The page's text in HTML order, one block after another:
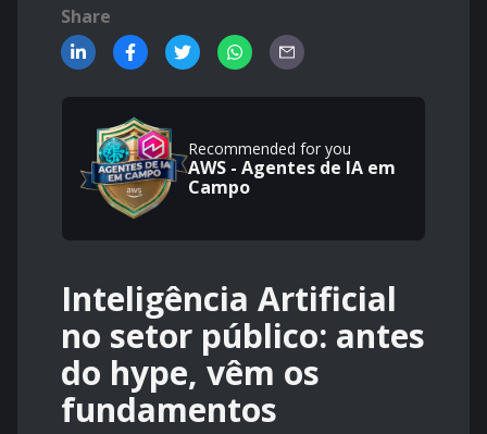
Share
Recommended for you
AWS - Agentes de IA em
Campo
Inteligência Artificial
no setor público: antes
do hype, vêm os
fundamentos